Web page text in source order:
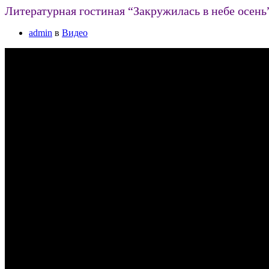
Литературная гостиная “Закружилась в небе
admin в Видео